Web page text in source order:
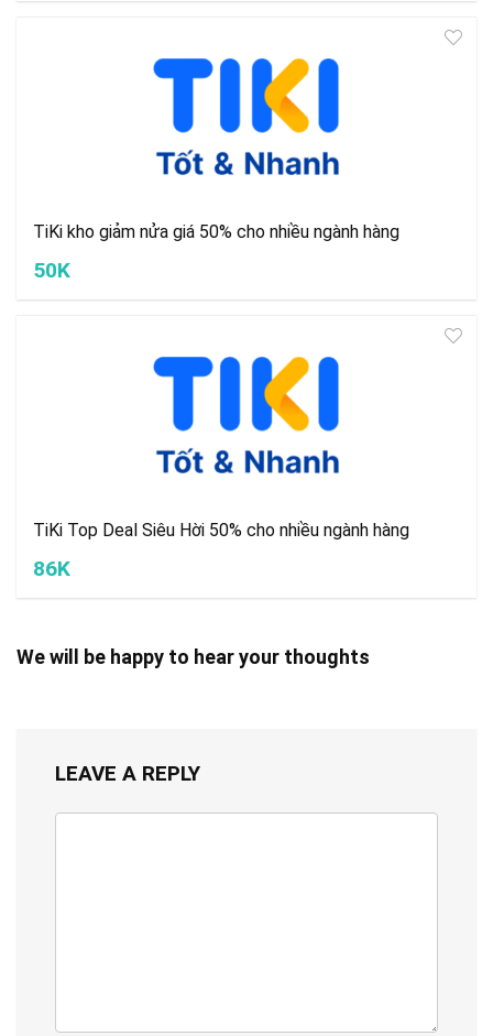
TiKi kho giảm nửa giá 50% cho nhiều ngành hàng
50K
TiKi Top Deal Siêu Hời 50% cho nhiều ngành hàng
86K
We will be happy to hear your thoughts
LEAVE A REPLY